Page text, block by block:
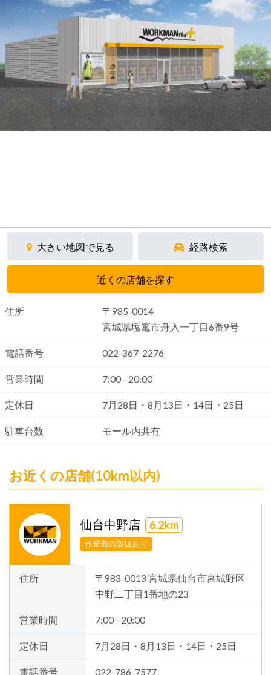
大きい地図で見る 経路検索
近くの店舗を探す
住所
〒985-0014
宮城県塩竃市舟入一丁目6番9号
電話番号 022-367-2276
営業時間 7:00 - 20:00
定休日 7月28日・8月13日・14日・25日
駐車台数 モール内共有
お近くの店舗(10km以内)
仙台中野店 6.2km
作業着の取扱あり
住所
〒983-0013 宮城県仙台市宮城野区
中野二丁目1番地の23
営業時間 7:00 - 20:00
定休日 7月28日・8月13日・14日・25日
電話番号 022-786-7577